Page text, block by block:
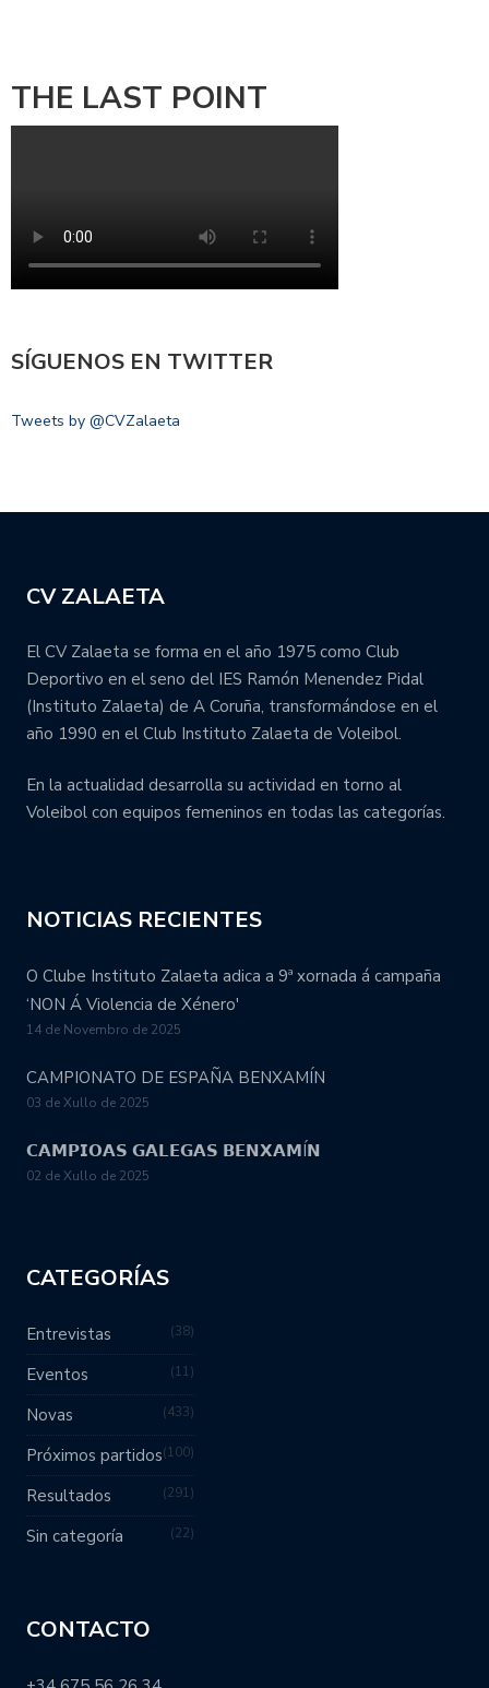
THE LAST POINT
SÍGUENOS EN TWITTER
Tweets by @CVZalaeta
CV ZALAETA
El CV Zalaeta se forma en el año 1975 como Club
Deportivo en el seno del IES Ramón Menendez Pidal
(Instituto Zalaeta) de A Coruña, transformándose en el
año 1990 en el Club Instituto Zalaeta de Voleibol.
En la actualidad desarrolla su actividad en torno al
Voleibol con equipos femeninos en todas las categorías.
NOTICIAS RECIENTES
O Clube Instituto Zalaeta adica a 9ª xornada á campaña
‘NON Á Violencia de Xénero'
14 de Novembro de 2025
CAMPIONATO DE ESPAÑA BENXAMÍN
03 de Xullo de 2025
𝗖𝗔𝗠𝗣𝗜𝗢𝗔𝗦 𝗚𝗔𝗟𝗘𝗚𝗔𝗦 𝗕𝗘𝗡𝗫𝗔𝗠Í𝗡
02 de Xullo de 2025
CATEGORÍAS
Entrevistas 38
Eventos 11
Novas 433
Próximos partidos 100
Resultados 291
Sin categoría 22
CONTACTO